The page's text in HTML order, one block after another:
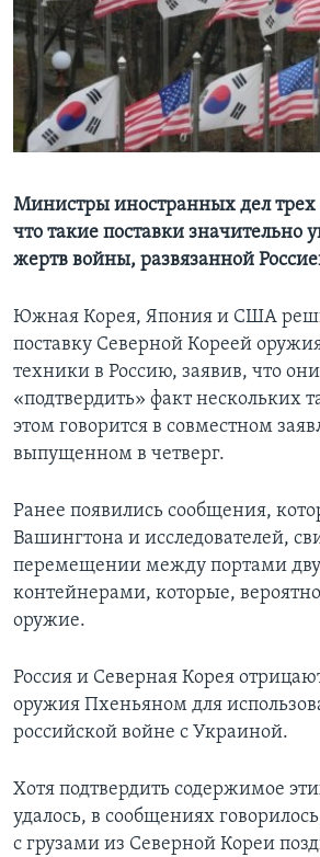
Learning English
СОЦИАЛЬНЫЕ СЕТИ
Языки
Министры иностранных дел трех
что такие поставки значительно
жертв войны, развязанной
Южная Корея, Япония и США
поставку Северной Кореей
техники в Россию, заявив, что
«подтвердить» факт нескольких
этом говорится в совместном
выпущенном в четверг.
Ранее появились сообщения,
Вашингтона и исследователей,
перемещении между портами
контейнерами, которые,
оружие.
Россия и Северная Корея
оружия Пхеньяном для
российской войне с Украиной.
Хотя подтвердить содержимое
удалось, в сообщениях
с грузами из Северной Кореи